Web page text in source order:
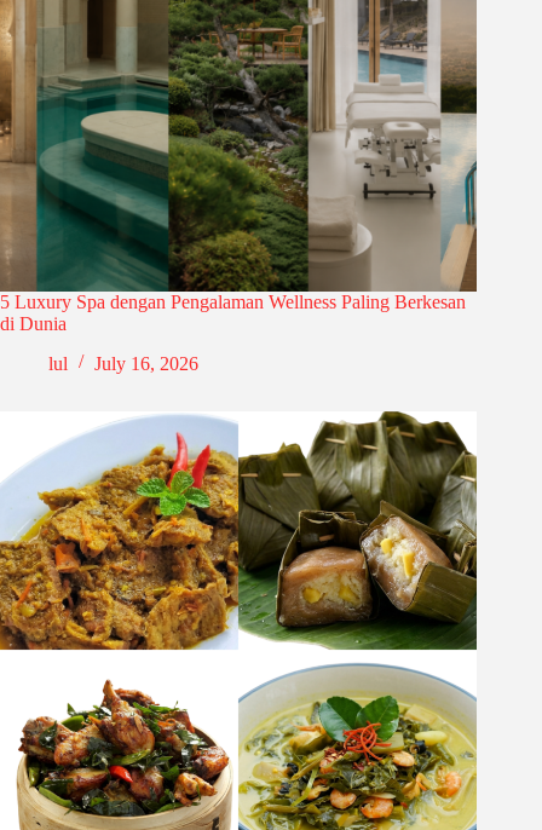
5 Luxury Spa dengan Pengalaman Wellness Paling Berkesan
di Dunia
lul
July 16, 2026